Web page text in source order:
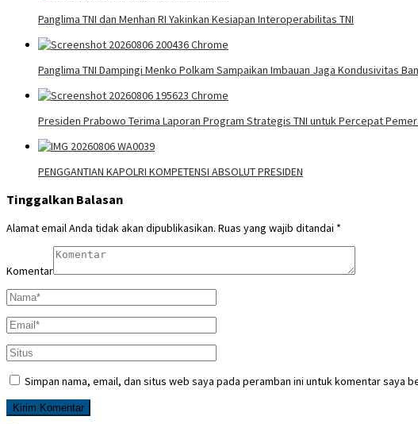
Panglima TNI dan Menhan RI Yakinkan Kesiapan Interoperabilitas TNI
Panglima TNI Dampingi Menko Polkam Sampaikan Imbauan Jaga Kondusivitas
Presiden Prabowo Terima Laporan Program Strategis TNI untuk Percepat
PENGGANTIAN KAPOLRI KOMPETENSI ABSOLUT PRESIDEN
Tinggalkan Balasan
Alamat email Anda tidak akan dipublikasikan. Ruas yang wajib ditandai *
Komentar
Simpan nama, email, dan situs web saya pada peramban ini untuk komentar saya